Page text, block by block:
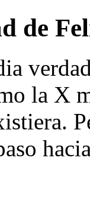
de
la X